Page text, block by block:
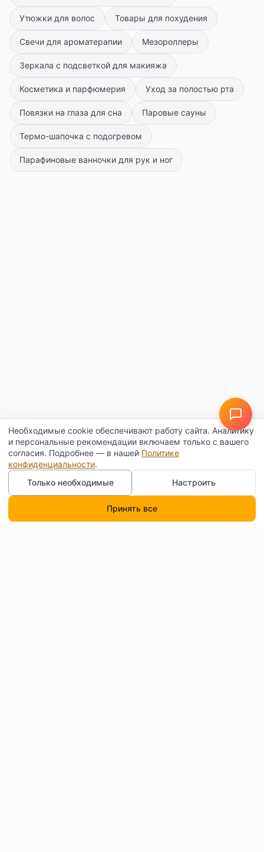
Утюжки для волос Товары для похудения
Свечи для ароматерапии Мезороллеры
Зеркала с подсветкой для макияжа
Косметика и парфюмерия Уход за полостью рта
Повязки на глаза для сна Паровые сауны
Термо-шапочка с подогревом
Парафиновые ванночки для рук и ног
Необходимые cookie обеспечивают работу сайта. Аналитику
и персональные рекомендации включаем только с вашего
согласия. Подробнее — в нашей Политике
конфиденциальности.
Только необходимые
Настроить
Принять все